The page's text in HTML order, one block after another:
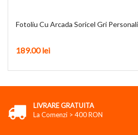
Fotoliu Cu Arcada Soricel Gri
189.00lei
LIVRARE GRATUITA
La Comenzi > 400 RON